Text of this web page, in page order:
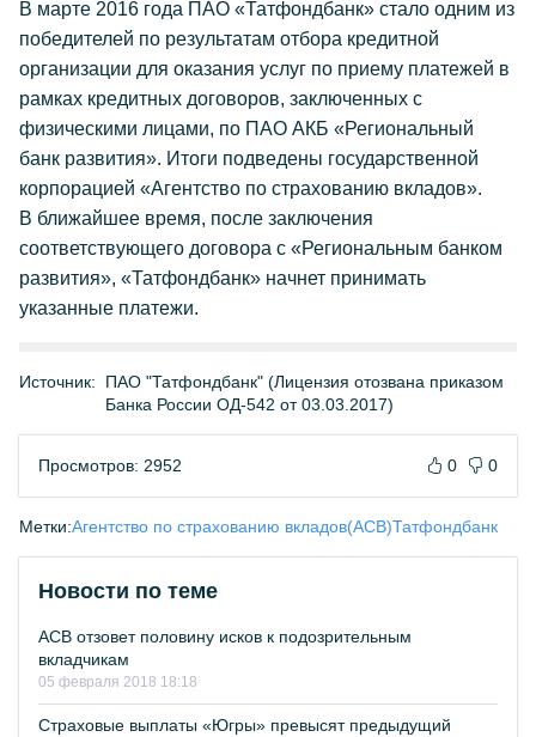
В марте 2016 года ПАО «Татфондбанк» стало одним из
победителей по результатам отбора кредитной
организации для оказания услуг по приему платежей в
рамках кредитных договоров, заключенных с
физическими лицами, по ПАО АКБ «Региональный
банк развития». Итоги подведены государственной
корпорацией «Агентство по страхованию вкладов».
В ближайшее время, после заключения
соответствующего договора с «Региональным банком
развития», «Татфондбанк» начнет принимать
указанные платежи.
Источник:
ПАО "Татфондбанк" (Лицензия отозвана приказом
Банка России ОД-542 от 03.03.2017)
Просмотров: 2952 0 0
Метки:Агентство по страхованию вкладов(АСВ)Татфондбанк
Новости по теме
АСВ отзовет половину исков к подозрительным
вкладчикам
05 февраля 2018 18:18
Страховые выплаты «Югры» превысят предыдущий